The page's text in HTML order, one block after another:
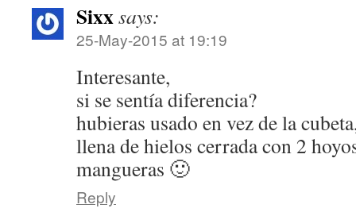
Sixxsays:
25-May-2015 at 19:19
Interesante,
si se sentía diferencia?
hubieras usado en vez de la
llena de hielos cerrada con 2
mangueras 🙂
Reply